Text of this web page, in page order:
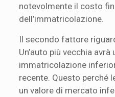
notevolmente il costo
dell’immatricolazione.
Il secondo fattore
Un’auto più vecchia
immatricolazione
recente. Questo perché
un valore di mercato